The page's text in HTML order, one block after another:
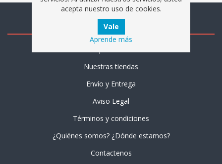
Información
Nuestras tiendas
Envío y Entrega
Aviso Legal
Términos y condiciones
¿Quiénes somos? ¿Dónde estamos?
Contactenos
acepta nuestro uso de cookies.
Aprende más